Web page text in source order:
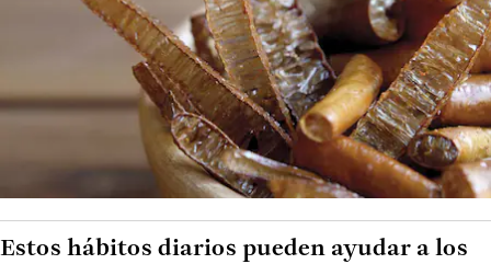
Estos hábitos diarios pueden ayudar a los